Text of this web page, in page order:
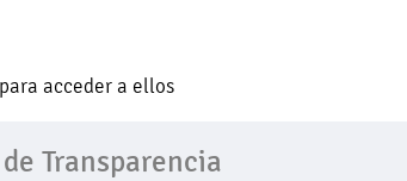
acceder a ellos
Transparencia